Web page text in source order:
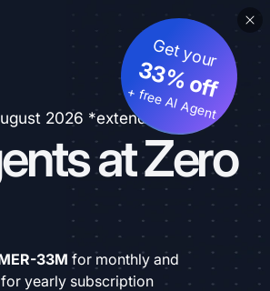
2026 *extended
at Zero
Get your
33% off
+ free AI Agent
33M for monthly and
for yearly subscription